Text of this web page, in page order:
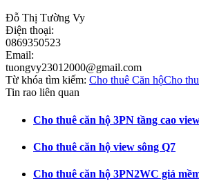
Đỗ Thị Tường Vy
Điện thoại:
0869350523
Email:
tuongvy23012000@gmail.com
Từ khóa tìm kiếm: Cho thuê Căn hộCho
Tin rao liên quan
Cho thuê căn hộ 3PN tầng cao
Cho thuê căn hộ view sông Q7
Cho thuê căn hộ 3PN2WC giá